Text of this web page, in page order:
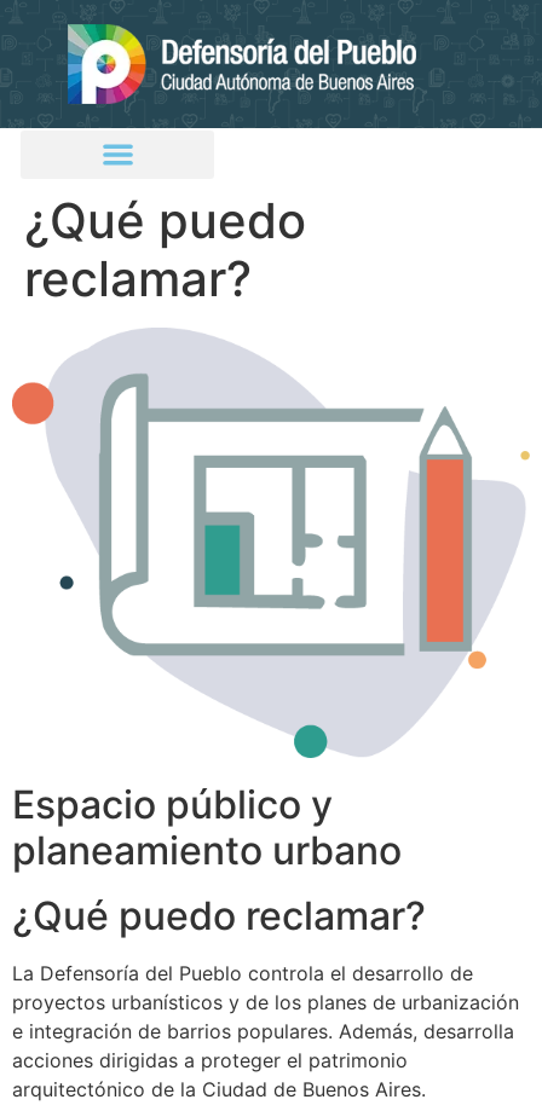
¿Qué puedo
reclamar?
Espacio público y
planeamiento urbano
¿Qué puedo reclamar?
La Defensoría del Pueblo controla el desarrollo de
proyectos urbanísticos y de los planes de urbanización
e integración de barrios populares. Además, desarrolla
acciones dirigidas a proteger el patrimonio
arquitectónico de la Ciudad de Buenos Aires.